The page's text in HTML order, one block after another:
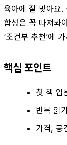
육아에 잘 맞아요.
합성은 꼭 따져봐
‘조건부 추천’에
핵심 포인트
첫 책 입
반복 읽
가격, 공